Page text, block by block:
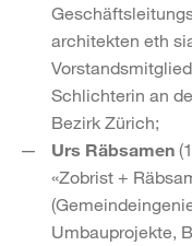
architekten eth
Schlichterin an
Bezirk Zürich;
Urs Räbsamen
«Zobrist +
Umbauprojekte,